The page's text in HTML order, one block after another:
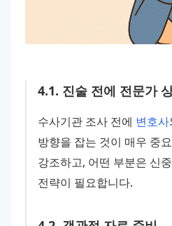
4.1. 진술 전에 전문가
수사기관 조사 전에 변호사
방향을 잡는 것이 매우 중
강조하고, 어떤 부분은 신
전략이 필요합니다.